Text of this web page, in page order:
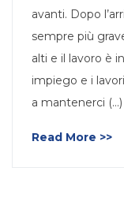
avanti. Dopo
sempre più
alti e il lavoro è
impiego e i
a mantenerci (…)
Read More >>